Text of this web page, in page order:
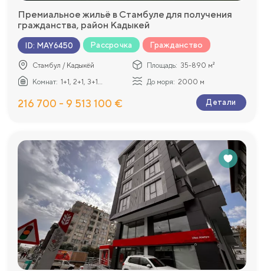
Премиальное жильё в Стамбуле для получения
гражданства, район Кадыкей
ID: MAY6450 Рассрочка Гражданство
Стамбул / Кадыкёй Площадь: 35-890 м²
Комнат: 1+1, 2+1, 3+1... До моря: 2000 м
216 700 - 9 513 100 € Детали